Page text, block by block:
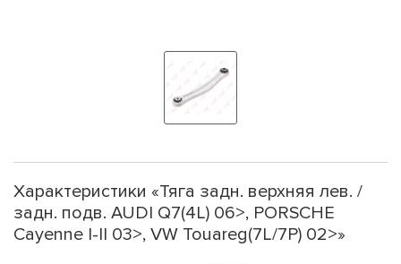
Характеристики «Тяга задн. верхняя лев. /
задн. подв. AUDI Q7(4L) 06>, PORSCHE
Cayenne I-II 03>, VW Touareg(7L/7P) 02>»